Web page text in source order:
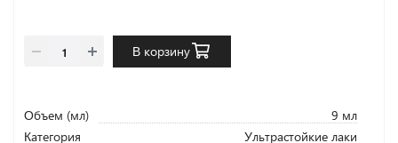
В корзину
Объем (мл)
9 мл
Категория
Ультрастойкие лаки